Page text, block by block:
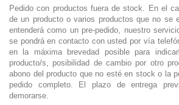
Pedido con productos fuera de stock. En el
de un producto o varios productos que no se
entenderá como un pre-pedido, nuestro
se pondrá en contacto con usted por vía
en la máxima brevedad posible para
producto/s, posibilidad de cambio por otro
abono del producto que no esté en stock o la
pedido completo. El plazo de entrega
demorarse.